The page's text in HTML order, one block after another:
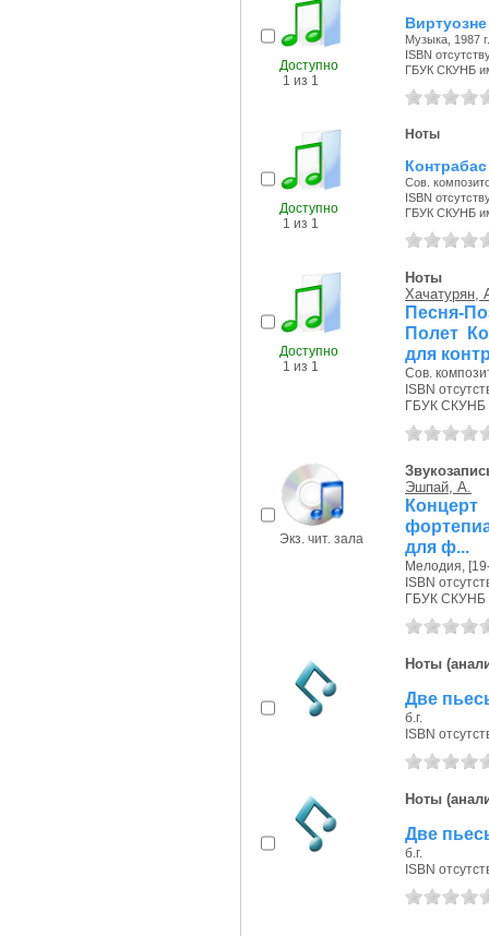
Доступно
1 из 1
Музыка, 1987 г.
ISBN
ГБУК СКУНБ
Доступно
1 из 1
Ноты
Сов.
ISBN
ГБУК СКУНБ
Доступно
1 из 1
Ноты
Хачатурян,
Песня-
Полет
для
Сов.
ISBN
ГБУК СКУНБ
Экз. чит. зала
Эшпай, А.
для ф...
Мелодия,
ISBN
ГБУК
Ноты
Две
б.г.
ISBN
Ноты
Две
б.г.
ISBN